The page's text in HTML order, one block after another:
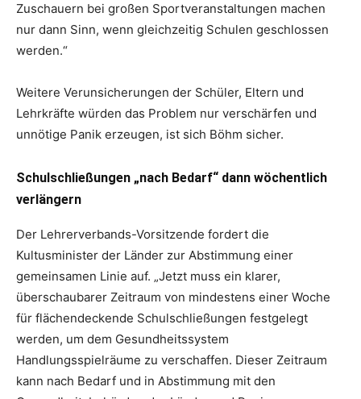
Zuschauern bei großen Sportveranstaltungen machen
nur dann Sinn, wenn gleichzeitig Schulen geschlossen
werden.“
Weitere Verunsicherungen der Schüler, Eltern und
Lehrkräfte würden das Problem nur verschärfen und
unnötige Panik erzeugen, ist sich Böhm sicher.
Schulschließungen „nach Bedarf“ dann wöchentlich
verlängern
Der Lehrerverbands-Vorsitzende fordert die
Kultusminister der Länder zur Abstimmung einer
gemeinsamen Linie auf. „Jetzt muss ein klarer,
überschaubarer Zeitraum von mindestens einer Woche
für flächendeckende Schulschließungen festgelegt
werden, um dem Gesundheitssystem
Handlungsspielräume zu verschaffen. Dieser Zeitraum
kann nach Bedarf und in Abstimmung mit den